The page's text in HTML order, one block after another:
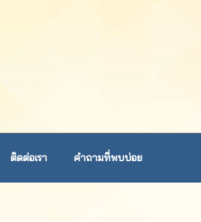
ติดต่อเรา คำถามที่พบบ่อย